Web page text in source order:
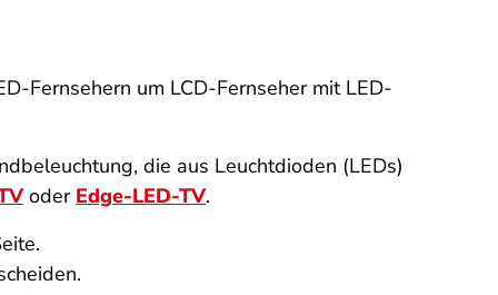
Fernsehern um LCD-Fernseher mit LED-
die aus Leuchtdioden (LEDs)
oder Edge-LED-TV.